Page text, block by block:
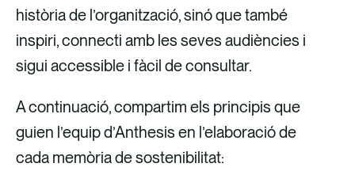
història de l’organització, sinó que també
inspiri, connecti amb les seves audiències i
sigui accessible i fàcil de consultar.
A continuació, compartim els principis que
guien l’equip d’Anthesis en l’elaboració de
cada memòria de sostenibilitat: